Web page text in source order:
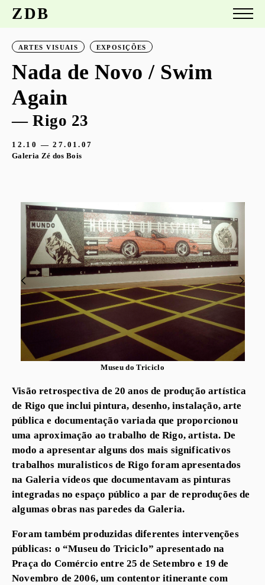
ZDB
ARTES VISUAIS EXPOSIÇÕES
Nada de Novo / Swim
Again
— Rigo 23
12.10 — 27.01.07
Galeria Zé dos Bois
Museu do Triciclo
Visão retrospectiva de 20 anos de produção artística
de Rigo que inclui pintura, desenho, instalação, arte
pública e documentação variada que proporcionou
uma aproximação ao trabalho de Rigo, artista. De
modo a apresentar alguns dos mais significativos
trabalhos muralisticos de Rigo foram apresentados
na Galeria vídeos que documentavam as pinturas
integradas no espaço público a par de reproduções de
algumas obras nas paredes da Galeria.
Foram também produzidas diferentes intervenções
públicas: o “Museu do Triciclo” apresentado na
Praça do Comércio entre 25 de Setembro e 19 de
Novembro de 2006, um contentor itinerante com